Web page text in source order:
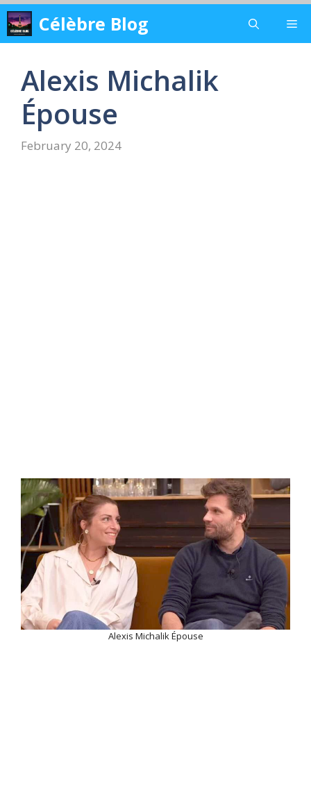
Skip
to
content
Célèbre Blog
Alexis Michalik
Épouse
February 20, 2024
Alexis Michalik Épouse